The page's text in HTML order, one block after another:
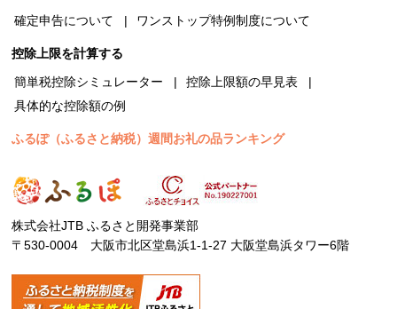
確定申告について
ワンストップ特例制度について
控除上限を計算する
簡単税控除シミュレーター
控除上限額の早見表
具体的な控除額の例
ふるぽ（ふるさと納税）週間お礼の品ランキング
株式会社JTB ふるさと開発事業部
〒530-0004 大阪市北区堂島浜1-1-27 大阪堂島浜タワー6階